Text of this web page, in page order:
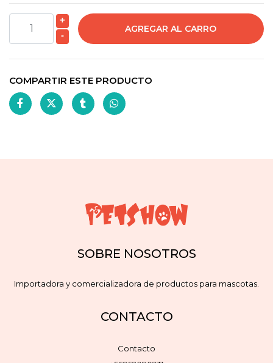
+
-
COMPARTIR ESTE PRODUCTO
SOBRE NOSOTROS
Importadora y comercializadora de productos para mascotas.
CONTACTO
Contacto